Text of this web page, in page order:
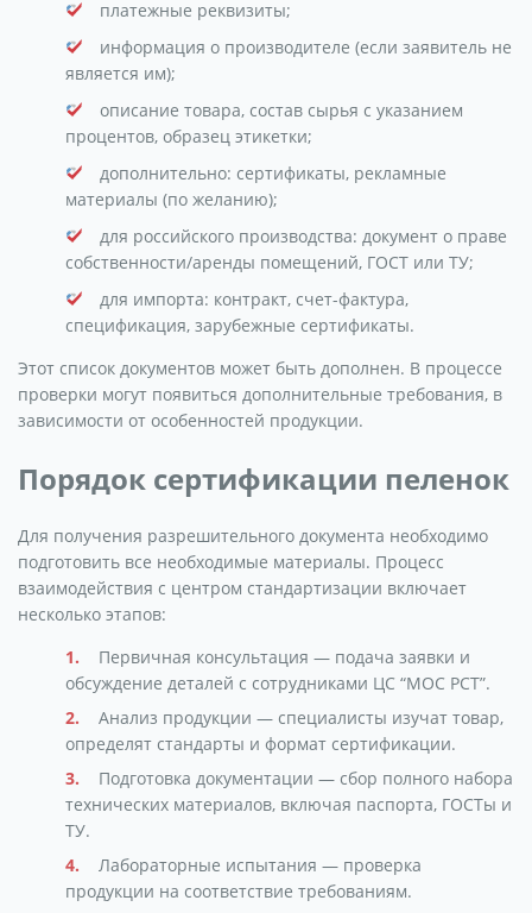
платежные реквизиты;
информация о производителе (если заявитель не
является им);
описание товара, состав сырья с указанием
процентов, образец этикетки;
дополнительно: сертификаты, рекламные
материалы (по желанию);
для российского производства: документ о праве
собственности/аренды помещений, ГОСТ или ТУ;
для импорта: контракт, счет-фактура,
спецификация, зарубежные сертификаты.
Этот список документов может быть дополнен. В процессе
проверки могут появиться дополнительные требования, в
зависимости от особенностей продукции.
Порядок сертификации пеленок
Для получения разрешительного документа необходимо
подготовить все необходимые материалы. Процесс
взаимодействия с центром стандартизации включает
несколько этапов:
Первичная консультация — подача заявки и
обсуждение деталей с сотрудниками ЦС “МОС РСТ”.
Анализ продукции — специалисты изучат товар,
определят стандарты и формат сертификации.
Подготовка документации — сбор полного набора
технических материалов, включая паспорта, ГОСТы и
ТУ.
Лабораторные испытания — проверка
продукции на соответствие требованиям.